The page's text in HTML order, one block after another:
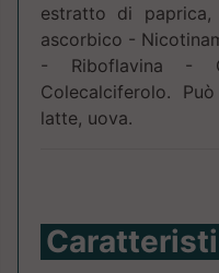
estratto di
ascorbico -
- Riboflavina -
Colecalciferolo.
latte, uova.